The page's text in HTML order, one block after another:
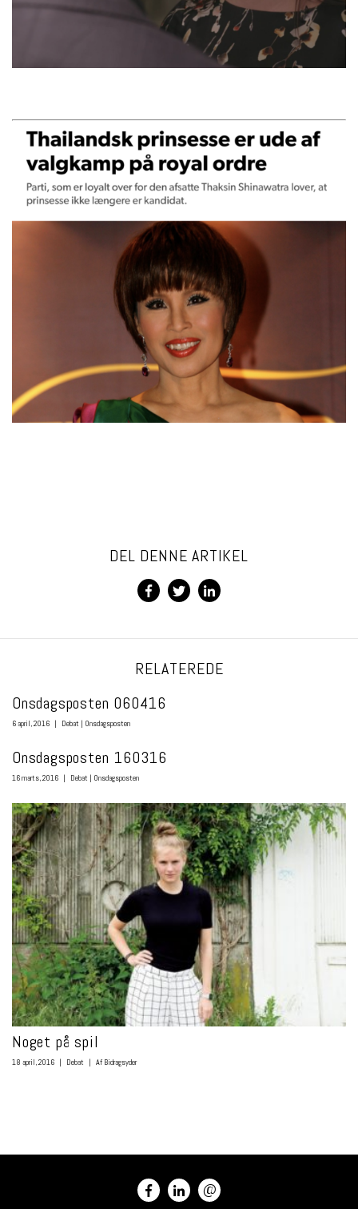
DEL DENNE ARTIKEL
RELATEREDE
Onsdagsposten 060416
6 april, 2016 | Debat | Onsdagsposten
Onsdagsposten 160316
16 marts, 2016 | Debat | Onsdagsposten
Noget på spil
18 april, 2016 | Debat | Af Bidragsyder
@